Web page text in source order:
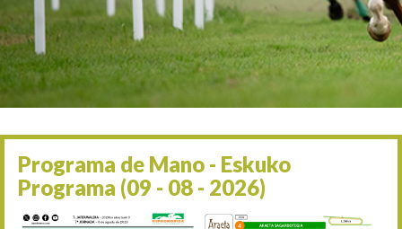
06/09 17:30 Irailaren 6a / 6 de
13/09 17:30 Irailaren 13a / 13 de
30/09 11:30 Irailaren 30a / 30 de
11/06 11:30
05/07 11:30 Uztailaren 5a / 5 de julio
12/07 11:30 Uztailaren 12a / 12 de
Programa de Mano - Eskuko
Programa (09 - 08 - 2026)